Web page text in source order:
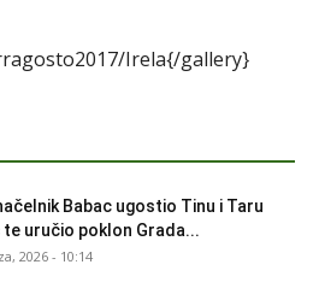
Irela{/gallery}
Babac ugostio Tinu i Taru
te uručio poklon Grada...
2026 - 10:14